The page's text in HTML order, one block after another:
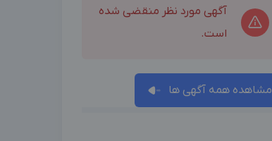
آگهی مورد نظر منقضی شده
است.
مشاهده همه آگهی ها